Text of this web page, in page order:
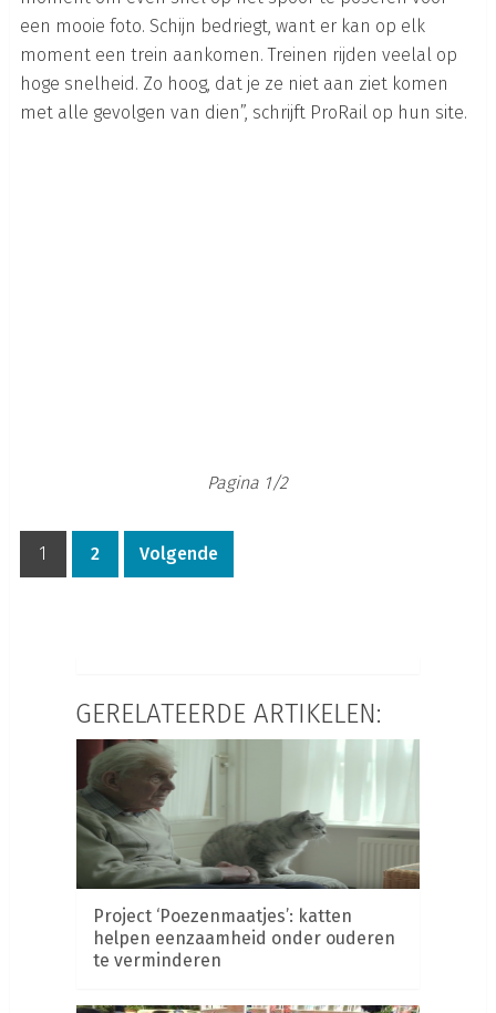
een mooie foto. Schijn bedriegt, want er kan op elk
moment een trein aankomen. Treinen rijden veelal op
hoge snelheid. Zo hoog, dat je ze niet aan ziet komen
met alle gevolgen van dien”, schrijft ProRail op hun site.
Pagina 1/2
1 2 Volgende
GERELATEERDE ARTIKELEN:
Project ‘Poezenmaatjes’: katten
helpen eenzaamheid onder ouderen
te verminderen